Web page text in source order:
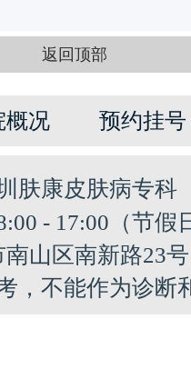
返回顶部
概况 预约挂号
肤康皮肤病专科
- 17:00（节假
南山区南新路23
，不能作为诊断